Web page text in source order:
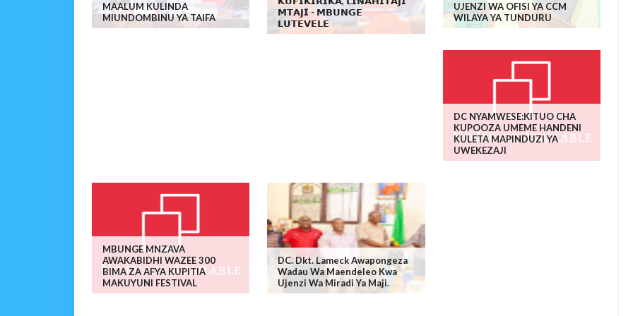
MAALUM KULINDA
MIUNDOMBINU YA TAIFA
𝗠𝗧𝗔𝗝𝗜 - 𝗠𝗕𝗨𝗡𝗚𝗘
𝗟𝗨𝗧𝗘𝗩𝗘𝗟𝗘
UJENZI WA OFISI YA CCM
WILAYA YA TUNDURU
DC NYAMWESE:KITUO CHA
KUPOOZA UMEME HANDENI
KULETA MAPINDUZI YA
UWEKEZAJI
MBUNGE MNZAVA
AWAKABIDHI WAZEE 300
BIMA ZA AFYA KUPITIA
MAKUYUNI FESTIVAL
DC. Dkt. Lameck Awapongeza
Wadau Wa Maendeleo Kwa
Ujenzi Wa Miradi Ya Maji.